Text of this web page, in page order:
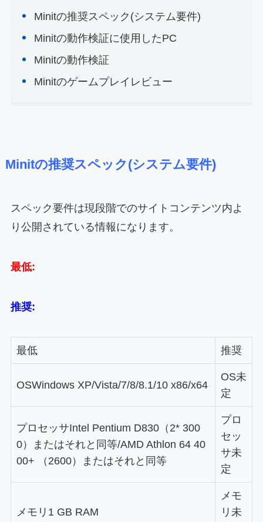
Minitの推奨スペック(システム要件)
Minitの動作検証に使用したPC
Minitの動作検証
Minitのゲームプレイレビュー
Minitの推奨スペック(システム要件)
スペック要件は現段階でのサイトコンテンツ内よ
り公開されている情報になります。
最低:
推奨:
最低 推奨
OSWindows XP/Vista/7/8/8.1/10 x86/x64
OS未
定
プロセッサIntel Pentium D830（2* 300
0）またはそれと同等/AMD Athlon 64 40
00+ （2600）またはそれと同等
プロ
セッ
サ未
定
メモリ 1 GB RAM
メモ
リ 未